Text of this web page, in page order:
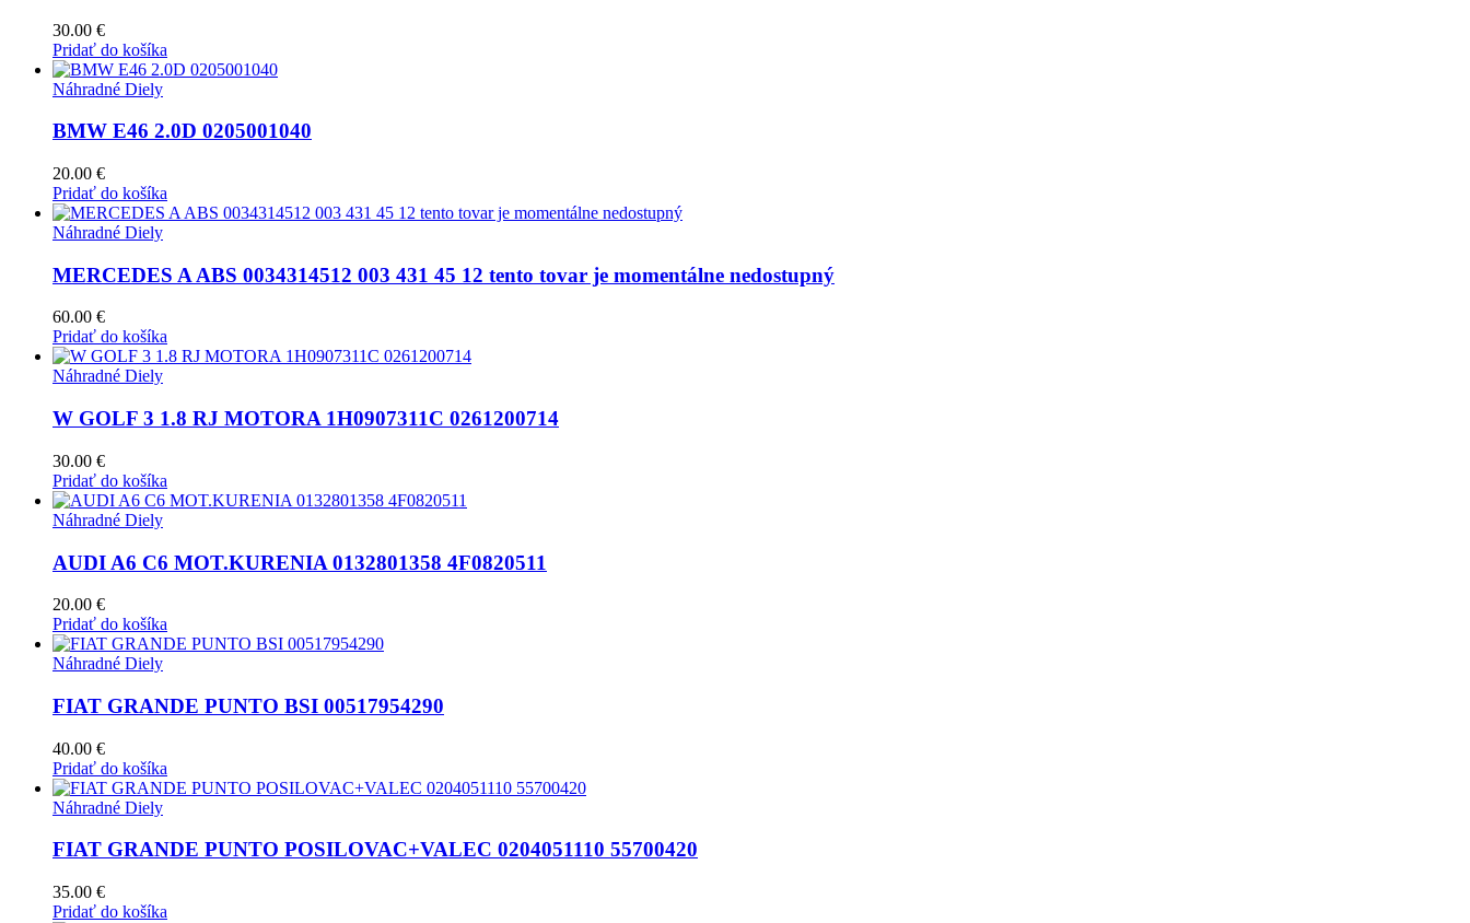
30.00 €
Pridať do košíka
Náhradné Diely
BMW E46 2.0D 0205001040
20.00 €
Pridať do košíka
Náhradné Diely
MERCEDES A ABS 0034314512 003 431 45 12 tento tovar je momentálne nedostupný
60.00 €
Pridať do košíka
Náhradné Diely
W GOLF 3 1.8 RJ MOTORA 1H0907311C 0261200714
30.00 €
Pridať do košíka
Náhradné Diely
AUDI A6 C6 MOT.KURENIA 0132801358 4F0820511
20.00 €
Pridať do košíka
Náhradné Diely
FIAT GRANDE PUNTO BSI 00517954290
40.00 €
Pridať do košíka
Náhradné Diely
FIAT GRANDE PUNTO POSILOVAC+VALEC 0204051110 55700420
35.00 €
Pridať do košíka